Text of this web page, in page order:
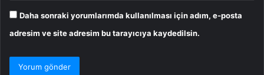
Daha sonraki yorumlarımda kullanılması için adım, e-posta
adresim ve site adresim bu tarayıcıya kaydedilsin.